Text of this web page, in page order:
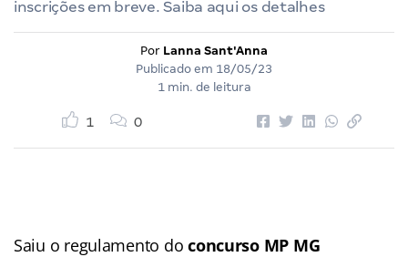
inscrições em breve. Saiba aqui os detalhes
Por Lanna Sant'Anna
Publicado em 18/05/23
1 min. de leitura
1 0
Saiu o regulamento doconcurso MP MG